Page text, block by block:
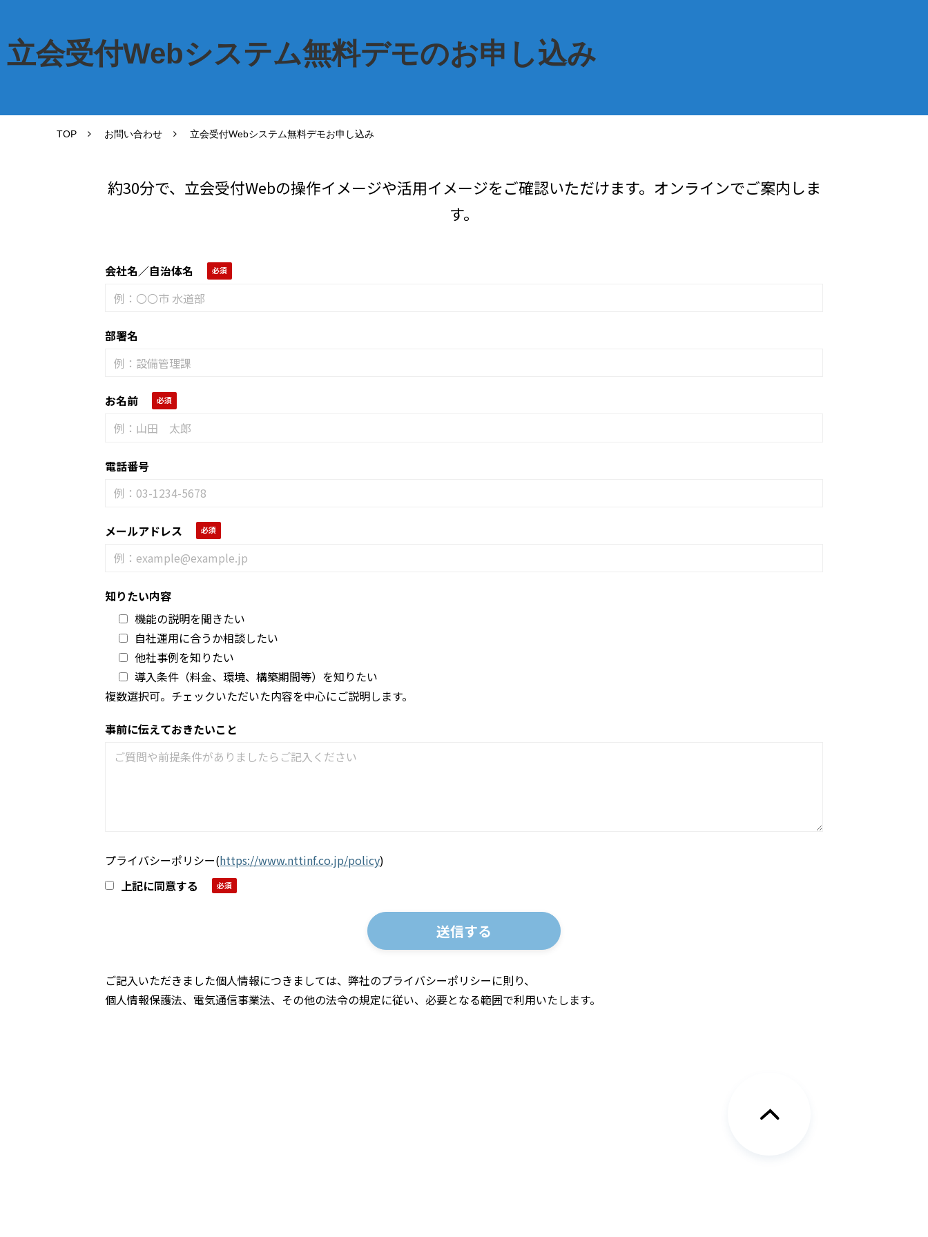
立会受付Webシステム無料デモのお申し込み
TOP お問い合わせ 立会受付Webシステム無料デモお申し込み
約30分で、立会受付Webの操作イメージや活用イメージをご確認いただけます。オンラインでご案内しま
す。
会社名／自治体名
部署名
お名前
電話番号
メールアドレス
知りたい内容
機能の説明を聞きたい
自社運用に合うか相談したい
他社事例を知りたい
導入条件（料金、環境、構築期間等）を知りたい
複数選択可。チェックいただいた内容を中心にご説明します。
事前に伝えておきたいこと
プライバシーポリシー(https://www.nttinf.co.jp/policy)
上記に同意する
ご記入いただきました個人情報につきましては、弊社のプライバシーポリシーに則り、
個人情報保護法、電気通信事業法、その他の法令の規定に従い、必要となる範囲で利用いたします。